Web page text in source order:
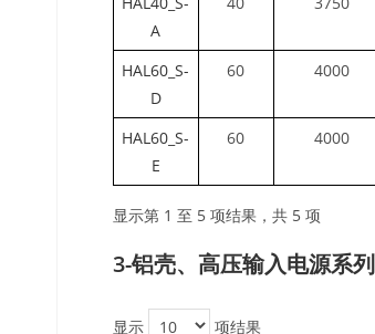
A
HAL60_S-
D
60 4000
HAL60_S-
E
60 4000
显示第 1 至 5 项结果，共 5 项
3-铝壳、高压输入电源系列
显示 项结果